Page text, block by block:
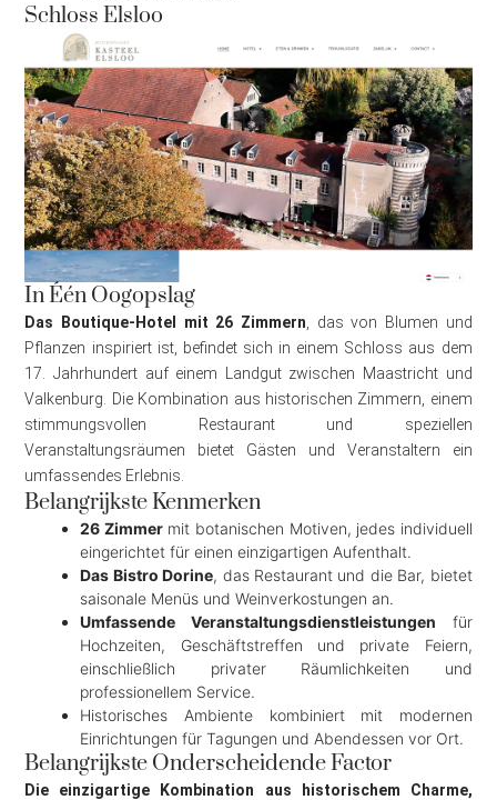
Schloss Elsloo
In Één Oogopslag
Das Boutique-Hotel mit 26 Zimmern , das von Blumen und
Pflanzen inspiriert ist, befindet sich in einem Schloss aus dem
17. Jahrhundert auf einem Landgut zwischen Maastricht und
Valkenburg. Die Kombination aus historischen Zimmern, einem
stimmungsvollen Restaurant und speziellen
Veranstaltungsräumen bietet Gästen und Veranstaltern ein
umfassendes Erlebnis.
Belangrijkste Kenmerken
26 Zimmermit botanischen Motiven, jedes individuell
eingerichtet für einen einzigartigen Aufenthalt.
Das Bistro Dorine, das Restaurant und die Bar, bietet
saisonale Menüs und Weinverkostungen an.
Umfassende Veranstaltungsdienstleistungen für
Hochzeiten, Geschäftstreffen und private Feiern,
einschließlich privater Räumlichkeiten und
professionellem Service.
Historisches Ambiente kombiniert mit modernen
Einrichtungen für Tagungen und Abendessen vor Ort.
Belangrijkste Onderscheidende Factor
Die einzigartige Kombination aus historischem Charme,